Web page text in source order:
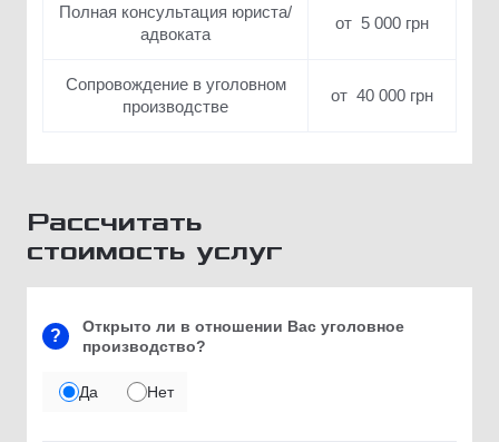
Полная консультация юриста/
адвоката
от 5 000 грн
Сопровождение в уголовном
производстве
от 40 000 грн
Рассчитать
стоимость услуг
?
Открыто ли в отношении Вас уголовное
производство?
Да Нет